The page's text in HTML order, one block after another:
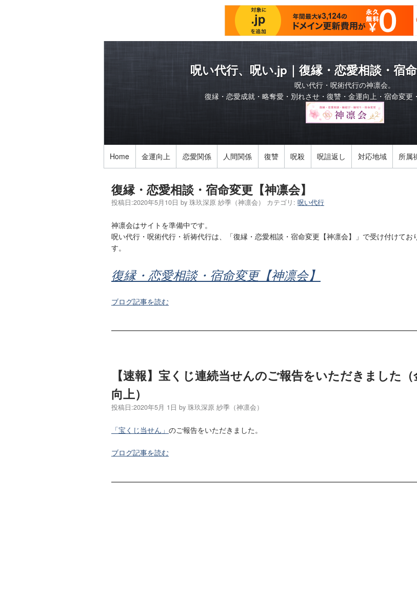
呪い代行、呪い.jp｜復縁・恋愛相談・宿命
呪い代行・呪術代行の神凛会。
復縁・恋愛成就・略奪愛・別れさせ・復讐・金運向上・宿命変
Home 金運向上 恋愛関係 人間関係 復讐 呪殺 呪詛返し 対応地域 所属
復縁・恋愛相談・宿命変更【神凛会】
投稿日:2020年5月10日 by 珠玖深原 紗季（神凛会） カテゴリ: 呪い代行
神凛会はサイトを準備中です。
呪い代行・呪術代行・祈祷代行は、「復縁・恋愛相談・宿命変更【神凛会】」で受け付けてお
す。
復縁・恋愛相談・宿命変更【神凛会】
ブログ記事を読む
【速報】宝くじ連続当せんのご報告をいただきました（
向上）
投稿日:2020年5月 1日 by 珠玖深原 紗季（神凛会）
「宝くじ当せん」 のご報告をいただきました。
ブログ記事を読む